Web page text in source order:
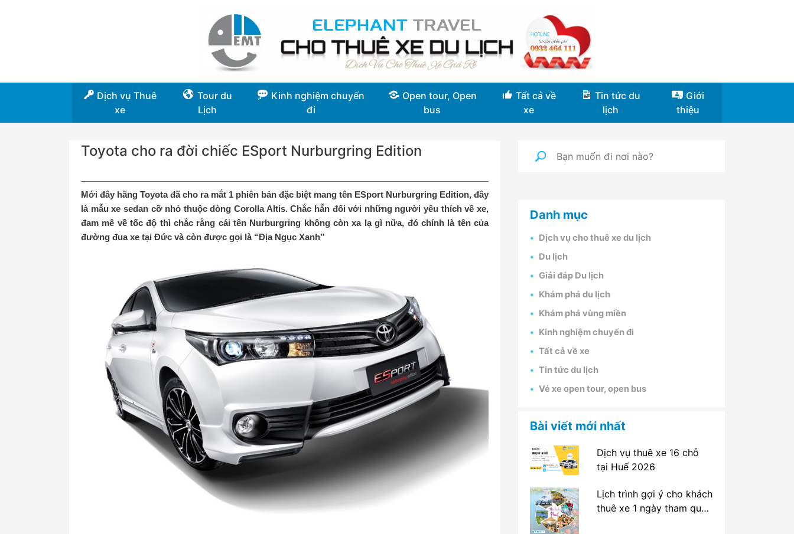
Dịch vụ Thuê
xe
Tour du
Lịch
Kinh nghiệm chuyến
đi
Open tour, Open
bus
Tất cả về
xe
Tin tức du
lịch
Giới
thiệu
Toyota cho ra đời chiếc ESport Nurburgring Edition
Mới đây hãng Toyota đã cho ra mắt 1 phiên bản đặc biệt mang tên ESport Nurburgring Edition, đây
là mẫu xe sedan cỡ nhỏ thuộc dòng Corolla Altis. Chắc hẵn đối với những người yêu thích về xe,
đam mê về tốc độ thì chắc rằng cái tên Nurburgring không còn xa lạ gì nữa, đó chính là tên của
đường đua xe tại Đức và còn được gọi là “Địa Ngục Xanh”
Danh mục
Dịch vụ cho thuê xe du lịch
Du lịch
Giải đáp Du lịch
Khám phá du lịch
Khám phá vùng miền
Kinh nghiệm chuyến đi
Tất cả về xe
Tin tức du lịch
Vé xe open tour, open bus
Bài viết mới nhất
Dịch vụ thuê xe 16 chỗ
tại Huế 2026
Lịch trình gợi ý cho khách
thuê xe 1 ngày tham quan